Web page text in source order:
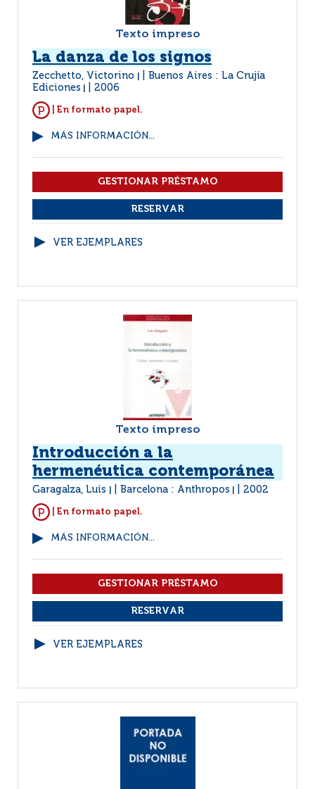
Texto impreso
La danza de los signos
Zecchetto, Victorino
Buenos Aires : La Crujía
Ediciones
2006
| En formato papel.
MÁS INFORMACIÓN...
VER EJEMPLARES
Texto impreso
Introducción a la
hermenéutica contemporánea
Garagalza, Luis Barcelona : Anthropos 2002
| En formato papel.
MÁS INFORMACIÓN...
VER EJEMPLARES